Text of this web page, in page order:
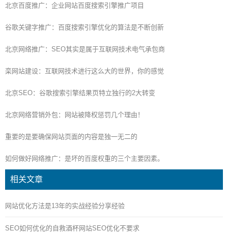
北京百度推广：企业网站百度搜索引擎推广项目
谷歌关键字推广：百度搜索引擎优化的算法是不断创新
北京网络推广：SEO其实是属于互联网技术电气承包商
栾网站建设：互联网技术进行这么大的世界，你的感觉
北京SEO：谷歌搜索引擎结果页特立独行的2大转变
北京网络营销外包：网站被降权惩罚几个理由！
重要的是要确保网站页面的内容是独一无二的
如何做好网络推广：是坏的百度权重的三个主要因素。
相关文章
网站优化方法是13年的实战经验分享经验
SEO如何优化的自救酒杯网站SEO优化不要求